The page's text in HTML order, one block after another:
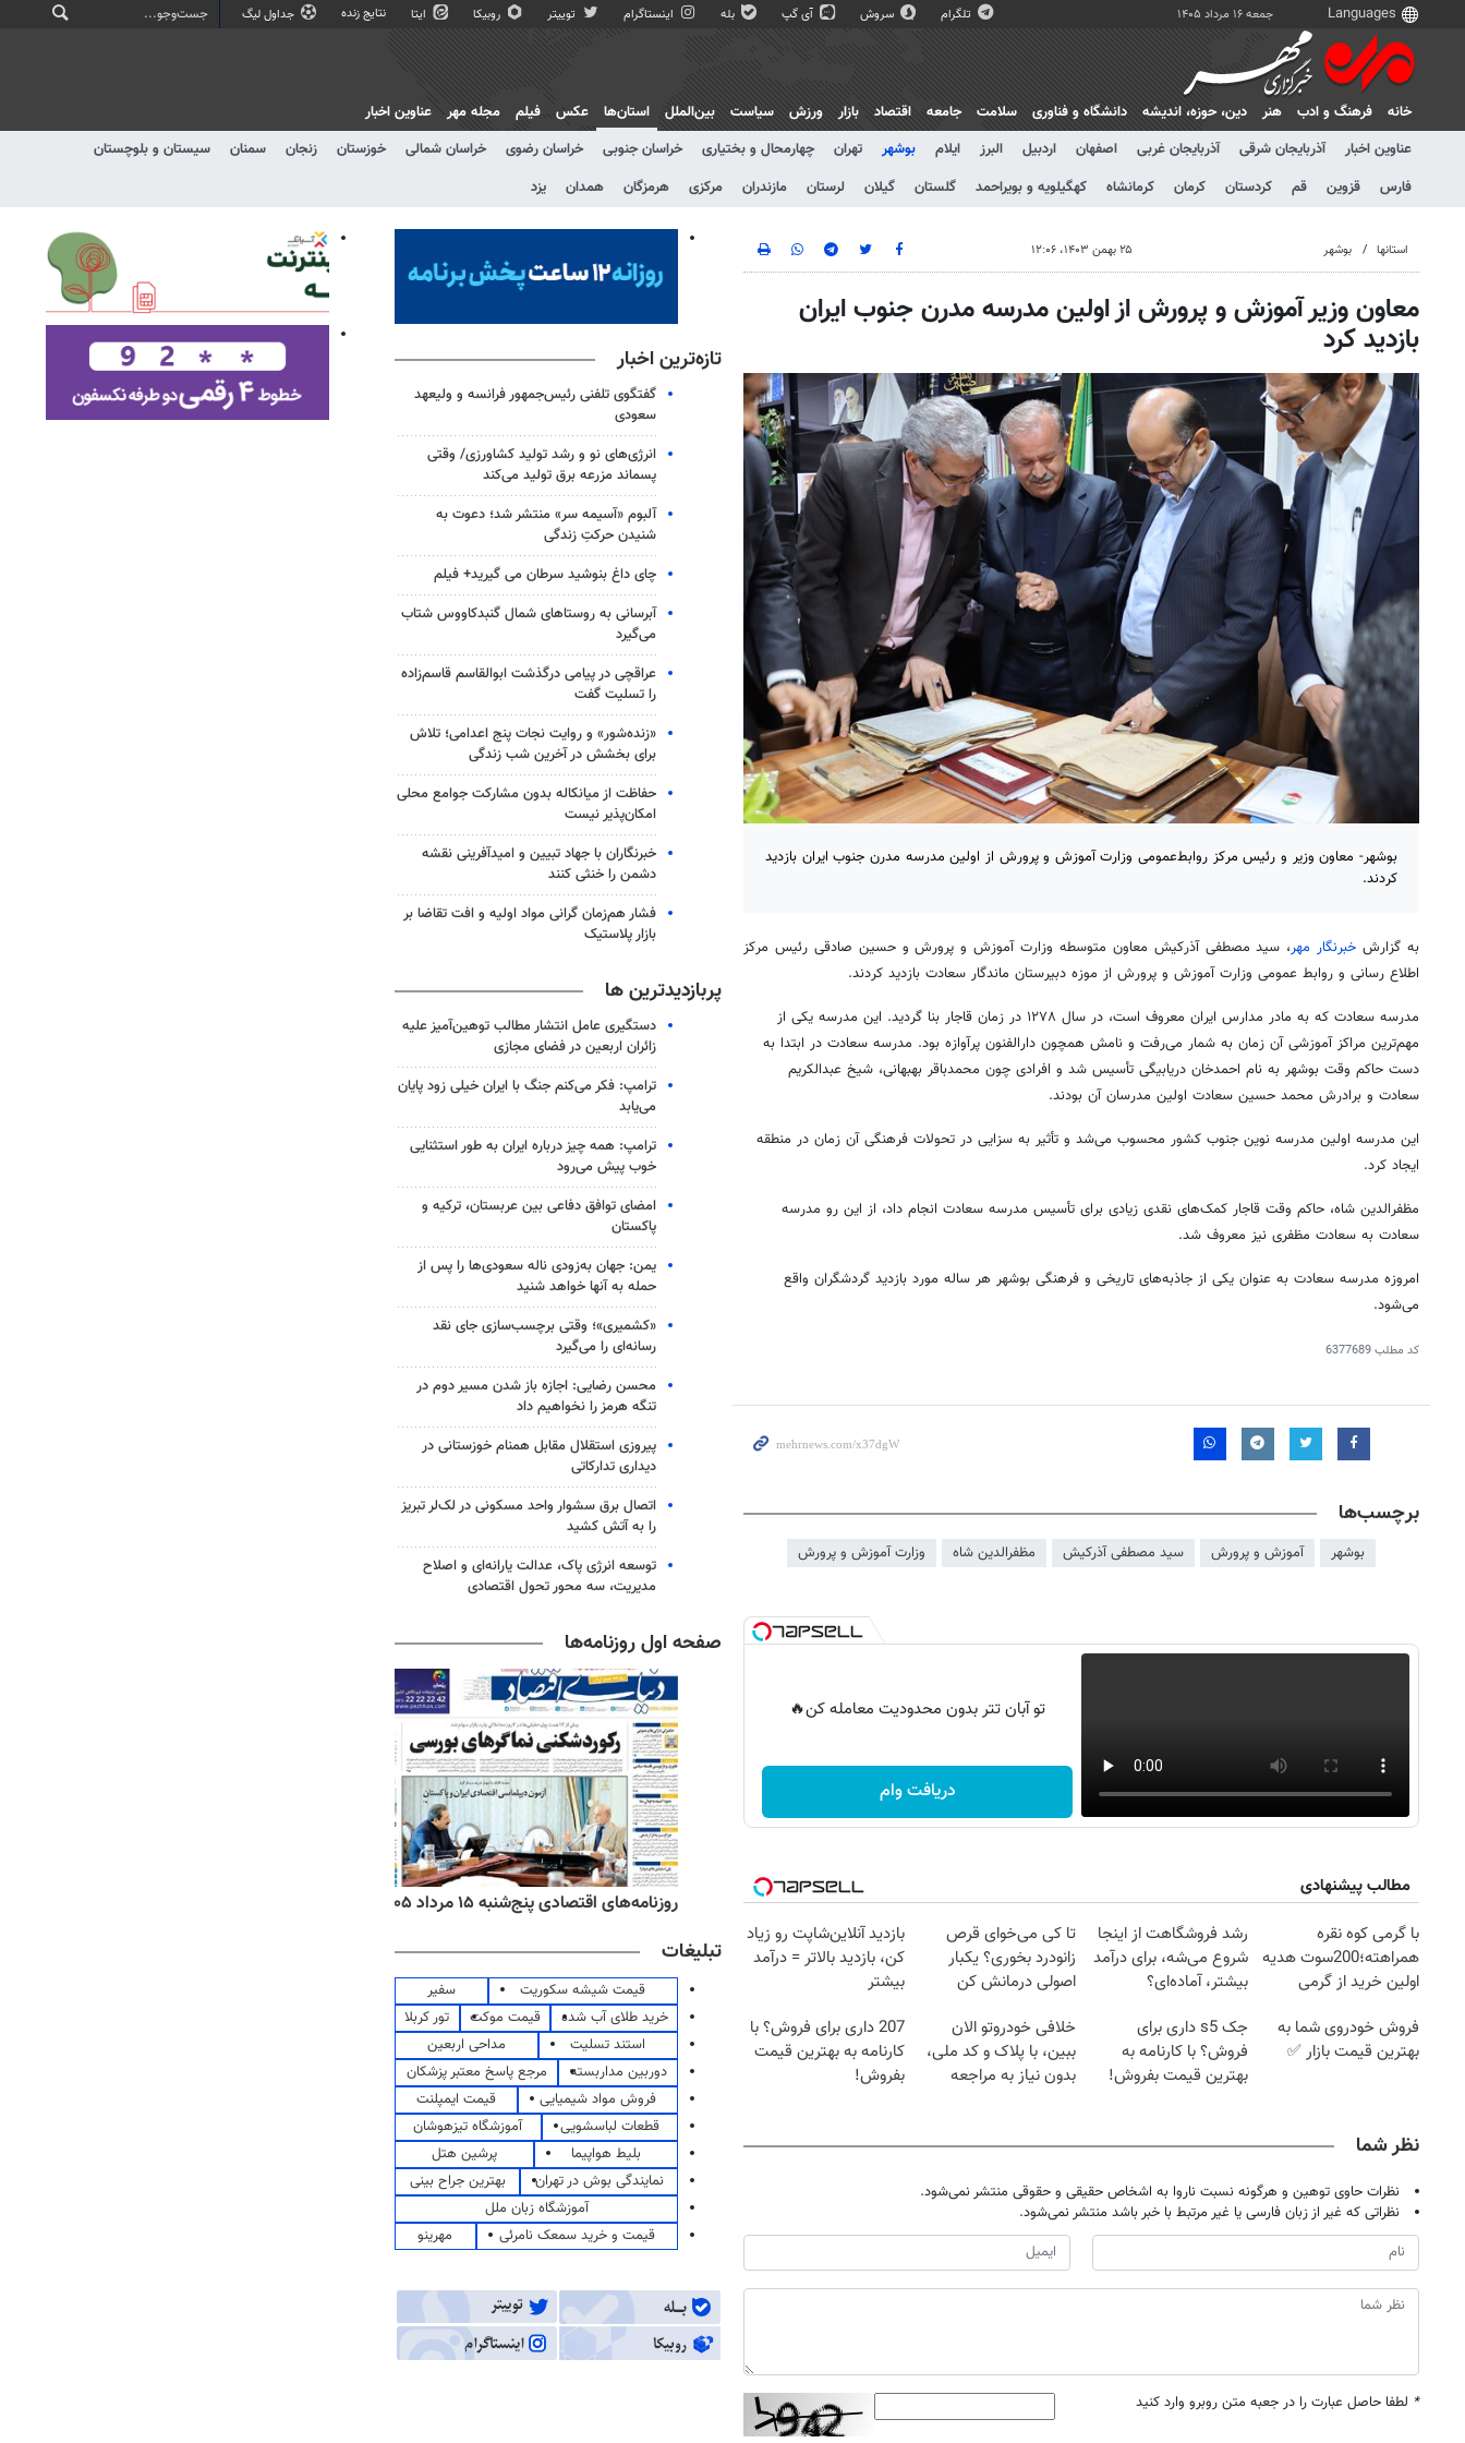
جمعه ۱۶ مرداد ۱۴۰۵ تلگرام سروش آی گپ بله اینستاگرام توییتر روبیکا ایتا نتایج زنده جداول لیگ
خانه فرهنگ و ادب هنر دين، حوزه، انديشه دانشگاه و فناوری سلامت جامعه اقتصاد بازار ورزش سیاست بین‌الملل
استان‌ها
عناوین اخبار
آذربایجان شرقی آذربایجان غربی اصفهان اردبیل البرز ایلام بوشهر تهران چهارمحال و بختیاری خراسان جنوبی خراسان رضوی خراسان شمالی خوزستان زنجان سمنان
سیستان و بلوچستان
فارس
قزوین قم کردستان کرمان کرمانشاه کهگیلویه و بویراحمد گلستان گیلان لرستان مازندران مرکزی هرمزگان همدان یزد
عکس فیلم مجله مهر عناوین اخبار
استانها بوشهر ۲۵ بهمن ۱۴۰۳، ۱۲:۰۶
معاون وزیر آموزش و پرورش از اولین مدرسه مدرن جنوب ایران
بازدید کرد
بوشهر- معاون وزیر و رئیس مرکز روابط‌عمومی وزارت آموزش و پرورش از اولین مدرسه مدرن جنوب ایران بازدید
کردند.
به گزارش خبرنگار مهر، سید مصطفی آذرکیش معاون متوسطه وزارت آموزش و پرورش و حسین صادقی رئیس مرکز
اطلاع رسانی و روابط عمومی وزارت آموزش و پرورش از موزه دبیرستان ماندگار سعادت بازدید کردند.
مدرسه سعادت که به مادر مدارس ایران معروف است، در سال ۱۲۷۸ در زمان قاجار بنا گردید. این مدرسه یکی از
مهم‌ترین مراکز آموزشی آن زمان به شمار می‌رفت و نامش همچون دارالفنون پرآوازه بود. مدرسه سعادت در ابتدا به
دست حاکم وقت بوشهر به نام احمدخان دریابیگی تأسیس شد و افرادی چون محمدباقر بهبهانی، شیخ عبدالکریم
سعادت و برادرش محمد حسین سعادت اولین مدرسان آن بودند.
این مدرسه اولین مدرسه نوین جنوب کشور محسوب می‌شد و تأثیر به سزایی در تحولات فرهنگی آن زمان در منطقه
ایجاد کرد.
مظفرالدین شاه، حاکم وقت قاجار کمک‌های نقدی زیادی برای تأسیس مدرسه سعادت انجام داد، از این رو مدرسه
سعادت به سعادت مظفری نیز معروف شد.
امروزه مدرسه سعادت به عنوان یکی از جاذبه‌های تاریخی و فرهنگی بوشهر هر ساله مورد بازدید گردشگران واقع
می‌شود.
کد مطلب6377689
برچسب‌ها
بوشهر آموزش و پرورش سید مصطفی آذرکیش مظفرالدین شاه وزارت آموزش و پرورش
تو آبان تتر بدون محدودیت معامله کن🔥
دریافت وام
مطالب پیشنهادی
با گرمی کوه نقره
همراهته؛200سوت هدیه
اولین خرید از گرمی
رشد فروشگاهت از اینجا
شروع می‌شه، برای درآمد
بیشتر، آماده‌ای؟
تا کی می‌خوای قرص
زانودرد بخوری؟ یکبار
اصولی درمانش کن
بازدید آنلاین‌شاپت رو زیاد
کن، بازدید بالاتر = درآمد
بیشتر
فروش خودروی شما به
بهترین قیمت بازار ✅
جک s5 داری برای
فروش؟ با کارنامه به
بهترین قیمت بفروش!
خلافی خودروتو الان
ببین، با پلاک و کد ملی،
بدون نیاز به مراجعه
207 داری برای فروش؟ با
کارنامه به بهترین قیمت
بفروش!
نظر شما
نظرات حاوی توهین و هرگونه نسبت ناروا به اشخاص حقیقی و حقوقی منتشر نمی‌شود.
نظراتی که غیر از زبان فارسی یا غیر مرتبط با خبر باشد منتشر نمی‌شود.
* لطفا حاصل عبارت را در جعبه متن روبرو وارد کنید
تازه‌ترین اخبار
گفتگوی تلفنی رئیس‌جمهور فرانسه و ولیعهد
سعودی
انرژی‌های نو و رشد تولید کشاورزی/ وقتی
پسماند مزرعه‌ برق تولید می‌کند
آلبوم «آسیمه سر» منتشر شد؛ دعوت به
شنیدن حرکتِ زندگی
چای داغ بنوشید سرطان می گیرید+ فیلم
آبرسانی به روستاهای شمال گنبدکاووس شتاب
می‌گیرد
عراقچی در پیامی درگذشت ابوالقاسم قاسم‌زاده
را تسلیت گفت
«زنده‌شور» و روایت نجات پنج اعدامی؛ تلاش
برای بخشش در آخرین شب زندگی
حفاظت از میانکاله بدون مشارکت جوامع محلی
امکان‌پذیر نیست
خبرنگاران با جهاد تبیین و امیدآفرینی نقشه
دشمن را خنثی کنند
فشار هم‌زمان گرانی مواد اولیه و افت تقاضا بر
بازار پلاستیک
پربازدیدترین ها
دستگیری عامل انتشار مطالب توهین‌آمیز علیه
زائران اربعین در فضای مجازی
ترامپ: فکر می‌کنم جنگ با ایران خیلی زود پایان
می‌یابد
ترامپ: همه چیز درباره ایران به طور استثنایی
خوب پیش می‌رود
امضای توافق دفاعی بین عربستان، ترکیه و
پاکستان
یمن: جهان به‌زودی ناله سعودی‌ها را پس از
حمله به آنها خواهد شنید
«کشمیری»؛ وقتی برچسب‌سازی جای نقد
رسانه‌ای را می‌گیرد
محسن رضایی: اجازه باز شدن مسیر دوم در
تنگه هرمز را نخواهیم داد
پیروزی استقلال مقابل همنام خوزستانی در
دیداری تدارکاتی
اتصال برق سشوار واحد مسکونی در لک‌لر تبریز
را به آتش کشید
توسعه انرژی پاک، عدالت یارانه‌ای و اصلاح
مدیریت، سه محور تحول اقتصادی
صفحه اول روزنامه‌ها
روزنامه‌های صبح پنج‌شنبه ۱۵ مرداد ۱۴۰۵ روزنامه‌های ورزشی پنج‌شنبه ۱۵ مرداد ۱۴۰۵ روزنامه‌های اقتصادی پنج‌شنبه ۱۵ مرداد ۱۴۰۵
تبلیغات
قیمت شیشه سکوریت
سفیر
خرید طلای آب شده
قیمت موکت
تور کربلا
استند تسلیت
مداحی اربعین
دوربین مداربسته
مرجع پاسخ معتبر پزشکان
فروش مواد شیمیایی
قیمت ایمپلنت
قطعات لباسشویی
آموزشگاه تیزهوشان
بلیط هواپیما
پرشین هتل
نمایندگی بوش در تهران
بهترین جراح بینی
آموزشگاه زبان ملل
قیمت و خرید سمعک نامرئی
مهرینو